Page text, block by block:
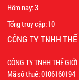
Hôm nay:3
Tổng truy cập: 10
CÔNG TY TNHH
CÔNG TY TNHH THẾ
Mã số thuế: 0106160194